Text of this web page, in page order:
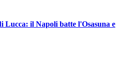
Lucca: il Napoli batte l'Osasuna e